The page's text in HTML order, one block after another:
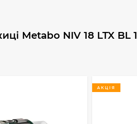
Metabo NIV 18 LTX BL
АКЦІЯ